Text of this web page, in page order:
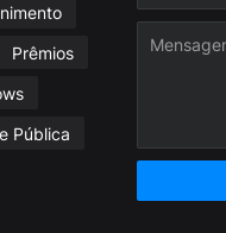
Prêmios
Pública